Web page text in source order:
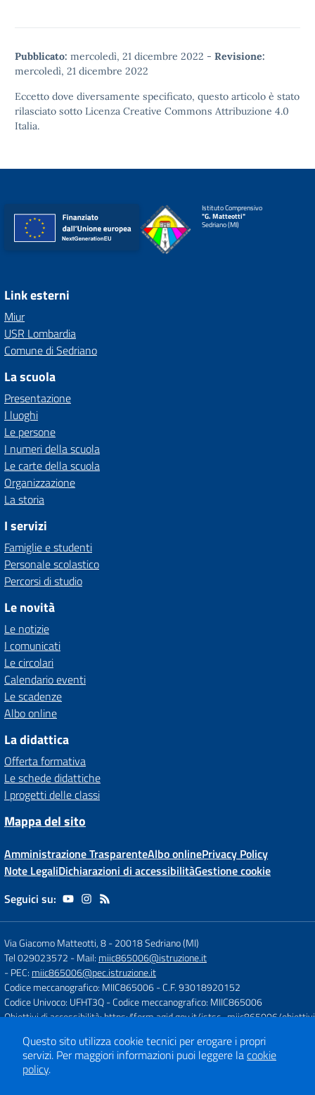
Pubblicato: mercoledì, 21 dicembre 2022 - Revisione:
mercoledì, 21 dicembre 2022
Eccetto dove diversamente specificato, questo articolo è stato
rilasciato sotto Licenza Creative Commons Attribuzione 4.0
Italia.
Istituto Comprensivo
"G. Matteotti"
Sedriano (MI)
Link esterni
Miur
USR Lombardia
Comune di Sedriano
La scuola
Presentazione
I luoghi
Le persone
I numeri della scuola
Le carte della scuola
Organizzazione
La storia
I servizi
Famiglie e studenti
Personale scolastico
Percorsi di studio
Le novità
Le notizie
I comunicati
Le circolari
Calendario eventi
Le scadenze
Albo online
La didattica
Offerta formativa
Le schede didattiche
I progetti delle classi
Mappa del sito
Amministrazione TrasparenteAlbo onlinePrivacy Policy
Note LegaliDichiarazioni di accessibilitàGestione cookie
Seguici su:
Via Giacomo Matteotti, 8-20018 Sedriano (MI)
Tel 029023572 - Mail: miic865006@istruzione.it
- PEC: miic865006@pec.istruzione.it
Codice meccanografico: MIIC865006- C.F. 93018920152
Codice Univoco: UFHT3Q- Codice meccanografico: MIIC865006
Obiettivi di accessibilità:https://form.agid.gov.it/istsc_miic865006/obiettivi
Concept & Design by
Designers Italia
Questo sito utilizza cookie tecnici per erogare i propri
servizi. Per maggiori informazioni puoi leggere lacookie
policy.